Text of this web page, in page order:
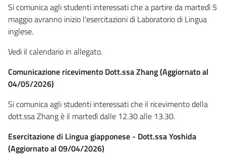
Si comunica agli studenti interessati che a partire da martedì 5
maggio avranno inizio l'esercitazioni di Laboratorio di Lingua
inglese.
Vedi il calendario in allegato.
Comunicazione ricevimento Dott.ssa Zhang (Aggiornato al
04/05/2026)
Si comunica agli studenti interessati che il ricevimento della
dott.ssa Zhang è il martedì dalle 12.30 alle 13.30.
Esercitazione di Lingua giapponese - Dott.ssa Yoshida
(Aggiornato al 09/04/2026)